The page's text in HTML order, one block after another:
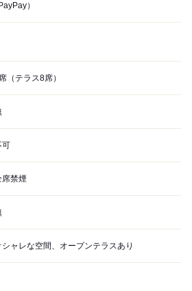
）
（テラス8席）
可
席禁煙
シャレな空間、オープンテラスあり